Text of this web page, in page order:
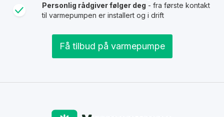
Personlig rådgiver følger deg - fra første kontakt
til varmepumpen er installert og i drift
Få tilbud på varmepumpe